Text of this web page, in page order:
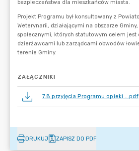
ZAŁĄCZNIKI
7.8 przyjęcia Programu opieki ...pdf
DRUKUJ ZAPISZ DO PDF